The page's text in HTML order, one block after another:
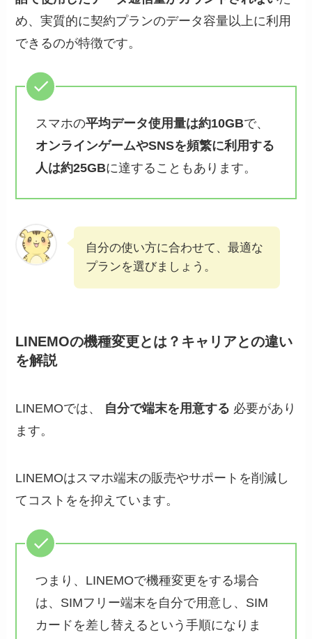
め、実質的に契約プランのデータ容量以上に利用
できるのが特徴です。
スマホの平均データ使用量は約10GBで、
オンラインゲームやSNSを頻繁に利用する
人は約25GBに達することもあります。
自分の使い方に合わせて、最適な
プランを選びましょう。
LINEMOの機種変更とは？キャリアとの違い
を解説
LINEMOでは、 自分で端末を用意する 必要があり
ます。
LINEMOはスマホ端末の販売やサポートを削減し
てコストをを抑えています。
つまり、LINEMOで機種変更をする場合
は、SIMフリー端末を自分で用意し、SIM
カードを差し替えるという手順になりま